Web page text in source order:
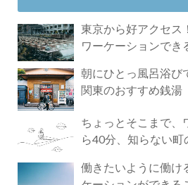
東京から好アクセス
ワーケーションでき
朝にひとっ風呂浴び
関東のおすすめ銭湯
ちょっとそこまで、
ら40分、知らない町
働きたいように働け